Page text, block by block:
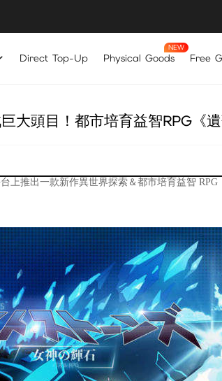
Direct Top-Up Physical Goods Free
大頭目！都市培育益智RPG《
上推出一款新作異世界探索＆都市培育益智 RPG